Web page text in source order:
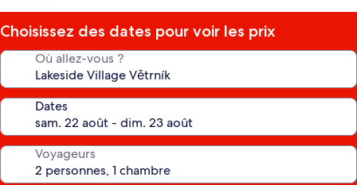
Choisissez des dates pour voir les prix
Où allez-vous ?
Dates
Voyageurs